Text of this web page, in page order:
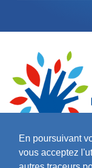
En poursuivant
vous acceptez